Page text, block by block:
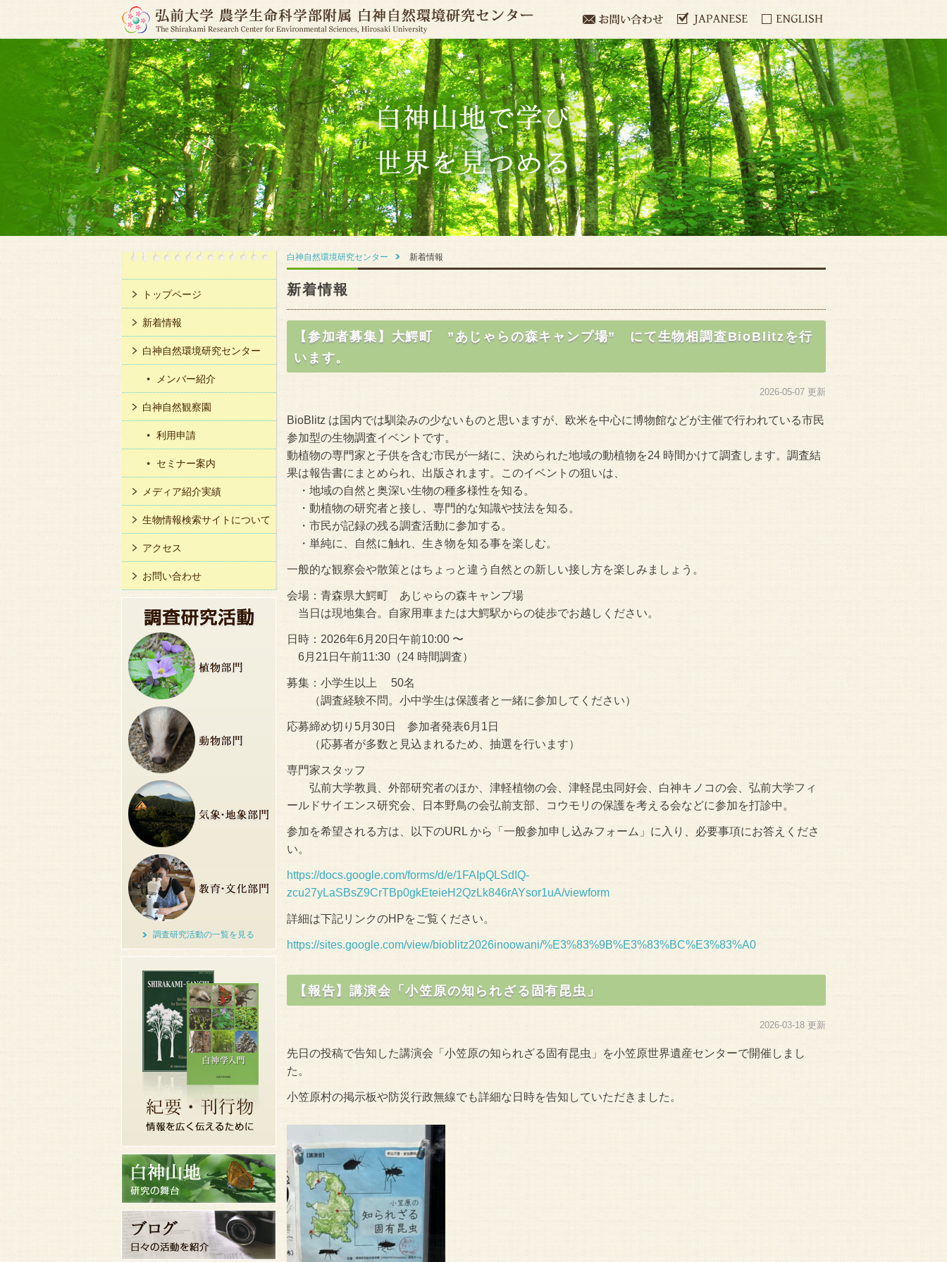
白神自然環境研究センター 新着情報
新着情報
【参加者募集】大鰐町 ”あじゃらの森キャンプ場” にて生物相調査BioBlitzを行
います。
2026-05-07 更新
BioBlitz は国内では馴染みの少ないものと思いますが、欧米を中心に博物館などが主催で行われている市民
参加型の生物調査イベントです。
動植物の専門家と子供を含む市民が一緒に、決められた地域の動植物を24 時間かけて調査します。調査結
果は報告書にまとめられ、出版されます。このイベントの狙いは、
・地域の自然と奥深い生物の種多様性を知る。
・動植物の研究者と接し、専門的な知識や技法を知る。
・市民が記録の残る調査活動に参加する。
・単純に、自然に触れ、生き物を知る事を楽しむ。
一般的な観察会や散策とはちょっと違う自然との新しい接し方を楽しみましょう。
会場：青森県大鰐町 あじゃらの森キャンプ場
当日は現地集合。自家用車または大鰐駅からの徒歩でお越しください。
日時：2026年6月20日午前10:00 〜
6月21日午前11:30（24 時間調査）
募集：小学生以上 50名
（調査経験不問。小中学生は保護者と一緒に参加してください）
応募締め切り5月30日 参加者発表6月1日
（応募者が多数と見込まれるため、抽選を行います）
専門家スタッフ
弘前大学教員、外部研究者のほか、津軽植物の会、津軽昆虫同好会、白神キノコの会、弘前大学フィ
ールドサイエンス研究会、日本野鳥の会弘前支部、コウモリの保護を考える会などに参加を打診中。
参加を希望される方は、以下のURL から「一般参加申し込みフォーム」に入り、必要事項にお答えくださ
い。
https://docs.google.com/forms/d/e/1FAIpQLSdIQ-
zcu27yLaSBsZ9CrTBp0gkEteieH2QzLk846rAYsor1uA/viewform
詳細は下記リンクのHPをご覧ください。
https://sites.google.com/view/bioblitz2026inoowani/%E3%83%9B%E3%83%BC%E3%83%A0
【報告】講演会「小笠原の知られざる固有昆虫」
2026-03-18 更新
先日の投稿で告知した講演会「小笠原の知られざる固有昆虫」を小笠原世界遺産センターで開催しまし
た。
小笠原村の掲示板や防災行政無線でも詳細な日時を告知していただきました。
トップページ
新着情報
白神自然環境研究センター
メンバー紹介
白神自然観察園
利用申請
セミナー案内
メディア紹介実績
生物情報検索サイトについて
アクセス
お問い合わせ
調査研究活動の一覧を見る